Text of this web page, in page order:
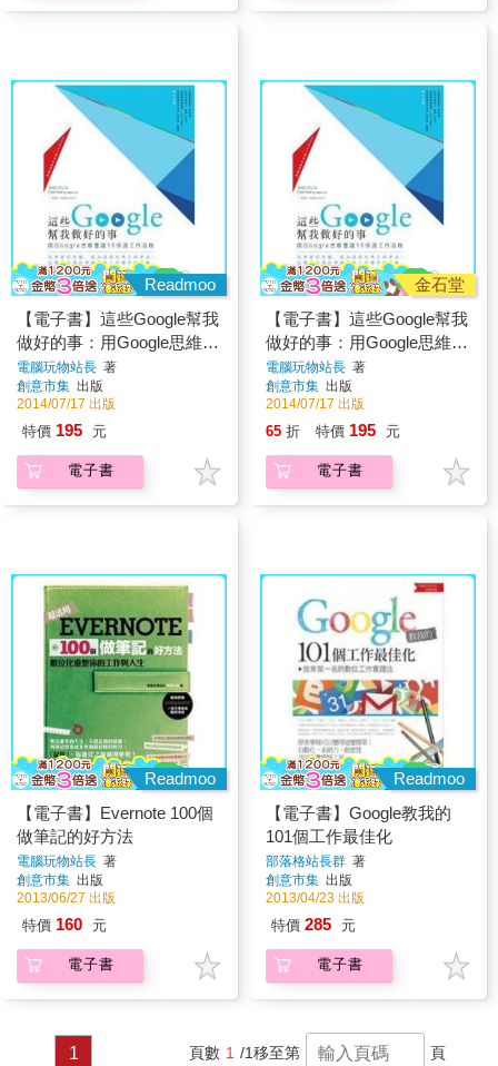
Readmoo
【電子書】這些Google幫我
做好的事：用Google思維重
建10倍速工作流程
電腦玩物站長 著
創意市集 出版
2014/07/17 出版
特價 195 元
電子書
金石堂
【電子書】這些Google幫我
做好的事：用Google思維重
建10倍速工作流程
電腦玩物站長 著
創意市集 出版
2014/07/17 出版
65 折 特價 195 元
電子書
Readmoo
【電子書】Evernote 100個
做筆記的好方法
電腦玩物站長 著
創意市集 出版
2013/06/27 出版
特價 160 元
電子書
Readmoo
【電子書】Google教我的
101個工作最佳化
部落格站長群 著
創意市集 出版
2013/04/23 出版
特價 285 元
電子書
1 頁數 1 /1移至第 頁